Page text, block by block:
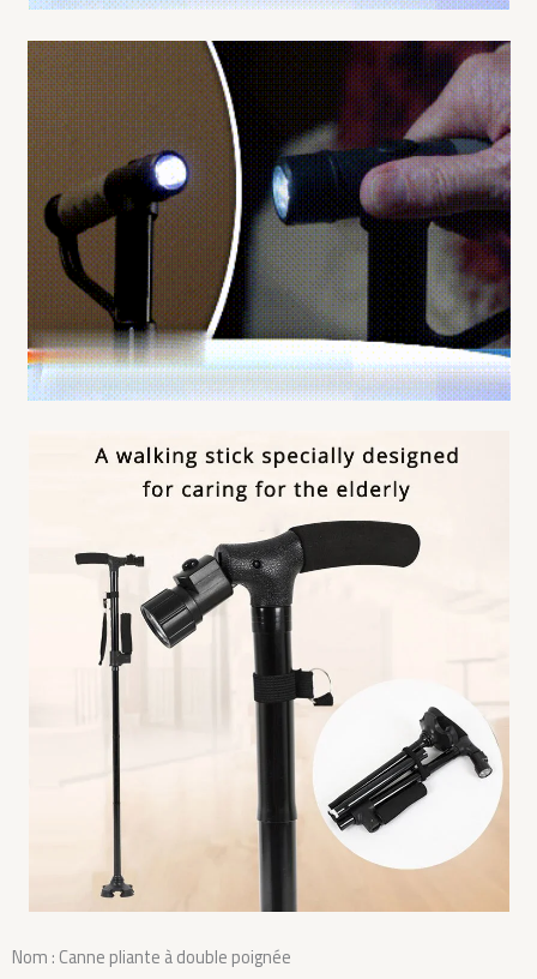
Nom : Canne pliante à double poignée